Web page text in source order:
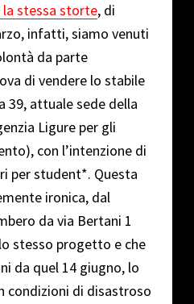
la stessa storte, di
infatti, siamo venuti
da parte
di vendere lo stabile
39, attuale sede della
Ligure per gli
con l’intenzione di
per student*. Questa
ironica, dal
da via Bertani 1
stesso progetto e che
da quel 14 giugno, lo
condizioni di disastroso